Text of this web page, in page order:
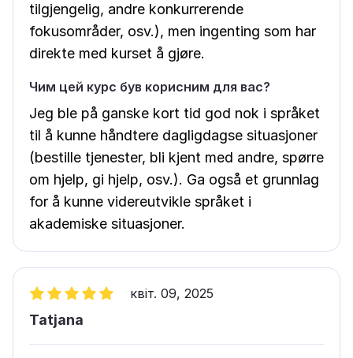
tilgjengelig, andre konkurrerende
fokusområder, osv.), men ingenting som har
direkte med kurset å gjøre.
Чим цей курс був корисним для вас?
Jeg ble på ganske kort tid god nok i språket
til å kunne håndtere dagligdagse situasjoner
(bestille tjenester, bli kjent med andre, spørre
om hjelp, gi hjelp, osv.). Ga også et grunnlag
for å kunne videreutvikle språket i
akademiske situasjoner.
квіт. 09, 2025
Tatjana